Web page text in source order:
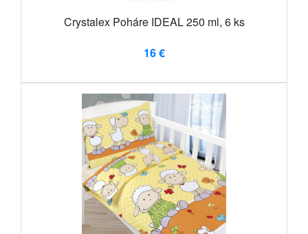
Crystalex Poháre IDEAL 250 ml, 6 ks
16 €